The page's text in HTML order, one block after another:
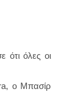
ότι όλες οι
ο Μπασίρ